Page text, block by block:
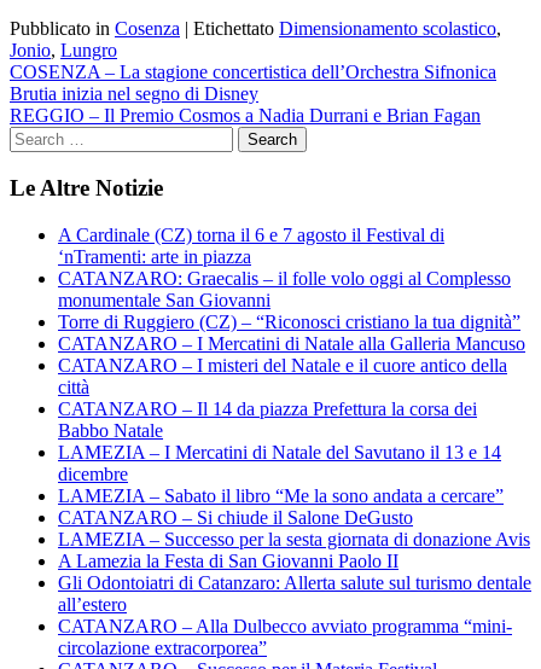
Pubblicato in Cosenza | Etichettato Dimensionamento scolastico,
Jonio, Lungro
Navigazione
articoli
COSENZA – La stagione concertistica dell’Orchestra Sifnonica
Brutia inizia nel segno di Disney
REGGIO – Il Premio Cosmos a Nadia Durrani e Brian Fagan
Le Altre Notizie
A Cardinale (CZ) torna il 6 e 7 agosto il Festival di
‘nTramenti: arte in piazza
CATANZARO: Graecalis – il folle volo oggi al Complesso
monumentale San Giovanni
Torre di Ruggiero (CZ) – “Riconosci cristiano la tua dignità”
CATANZARO – I Mercatini di Natale alla Galleria Mancuso
CATANZARO – I misteri del Natale e il cuore antico della
città
CATANZARO – Il 14 da piazza Prefettura la corsa dei
Babbo Natale
LAMEZIA – I Mercatini di Natale del Savutano il 13 e 14
dicembre
LAMEZIA – Sabato il libro “Me la sono andata a cercare”
CATANZARO – Si chiude il Salone DeGusto
LAMEZIA – Successo per la sesta giornata di donazione Avis
A Lamezia la Festa di San Giovanni Paolo II
Gli Odontoiatri di Catanzaro: Allerta salute sul turismo dentale
all’estero
CATANZARO – Alla Dulbecco avviato programma “mini-
circolazione extracorporea”